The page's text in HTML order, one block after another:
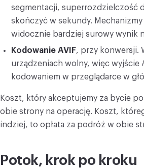
segmentacji, superrozdzielczość
skończyć w sekundy. Mechanizmy
widocznie bardziej surowy wynik
Kodowanie AVIF, przy konwersji.
urządzeniach wolny, więc wyjście
kodowaniem w przeglądarce w
Koszt, który akceptujemy za bycie
obie strony na operację. Koszt,
indziej, to opłata za podróż w obie
Potok, krok po kroku